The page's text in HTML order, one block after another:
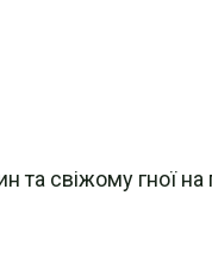
та свіжому гної